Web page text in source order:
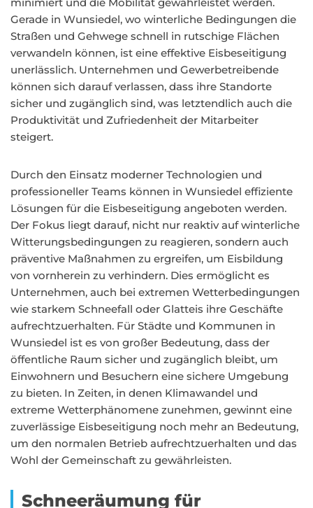
Gerade in Wunsiedel, wo winterliche Bedingungen die
Straßen und Gehwege schnell in rutschige Flächen
verwandeln können, ist eine effektive Eisbeseitigung
unerlässlich. Unternehmen und Gewerbetreibende
können sich darauf verlassen, dass ihre Standorte
sicher und zugänglich sind, was letztendlich auch die
Produktivität und Zufriedenheit der Mitarbeiter
steigert.
Durch den Einsatz moderner Technologien und
professioneller Teams können in Wunsiedel effiziente
Lösungen für die Eisbeseitigung angeboten werden.
Der Fokus liegt darauf, nicht nur reaktiv auf winterliche
Witterungsbedingungen zu reagieren, sondern auch
präventive Maßnahmen zu ergreifen, um Eisbildung
von vornherein zu verhindern. Dies ermöglicht es
Unternehmen, auch bei extremen Wetterbedingungen
wie starkem Schneefall oder Glatteis ihre Geschäfte
aufrechtzuerhalten. Für Städte und Kommunen in
Wunsiedel ist es von großer Bedeutung, dass der
öffentliche Raum sicher und zugänglich bleibt, um
Einwohnern und Besuchern eine sichere Umgebung
zu bieten. In Zeiten, in denen Klimawandel und
extreme Wetterphänomene zunehmen, gewinnt eine
zuverlässige Eisbeseitigung noch mehr an Bedeutung,
um den normalen Betrieb aufrechtzuerhalten und das
Wohl der Gemeinschaft zu gewährleisten.
Schneeräumung für